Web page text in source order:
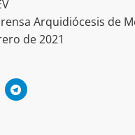
Arquidiócesis de
de 2021